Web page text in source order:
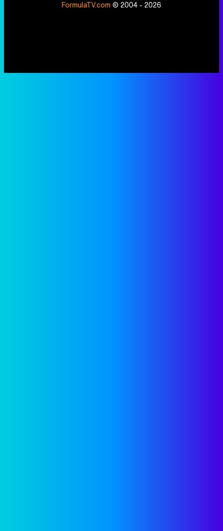
FormulaTV.com © 2004 - 2026